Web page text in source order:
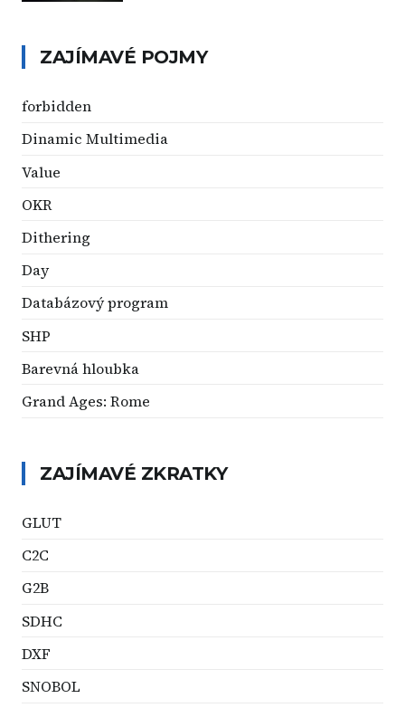
ZAJÍMAVÉ POJMY
forbidden
Dinamic Multimedia
Value
OKR
Dithering
Day
Databázový program
SHP
Barevná hloubka
Grand Ages: Rome
ZAJÍMAVÉ ZKRATKY
GLUT
C2C
G2B
SDHC
DXF
SNOBOL